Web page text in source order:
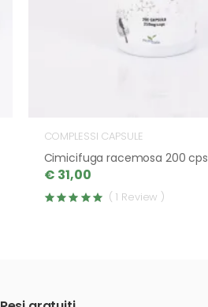
COMPLESSI CAPSULE
Cimicifuga racemosa 200 cps
€ 31,00
( 1 Review )